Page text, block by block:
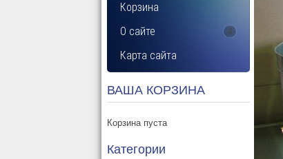
Корзина
О сайте
4
Карта сайта
ВАША КОРЗИНА
Корзина пуста
Категории